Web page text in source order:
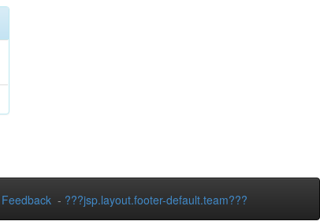
Feedback - ???jsp.layout.footer-default.team???